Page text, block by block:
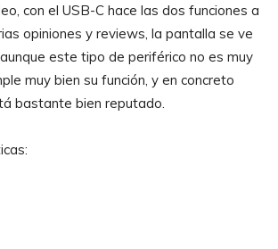
con el USB-C hace las dos funciones a
opiniones y reviews, la pantalla se ve
este tipo de periférico no es muy
muy bien su función, y en concreto
bastante bien reputado.